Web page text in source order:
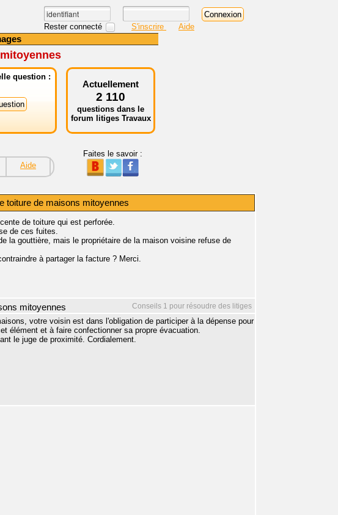
Rester connecté S'inscrire Aide
question :
Actuellement
2 110
questions dans le
forum litiges Travaux
Aide
Faites le savoir :
toiture de maisons mitoyennes
de toiture qui est perforée.
de ces fuites.
la gouttière, mais le propriétaire de la maison voisine refuse de
à partager la facture ? Merci.
Conseils 1 pour résoudre des litiges
mitoyennes
votre voisin est dans l'obligation de participer à la dépense pour
élément et à faire confectionner sa propre évacuation.
le juge de proximité. Cordialement.